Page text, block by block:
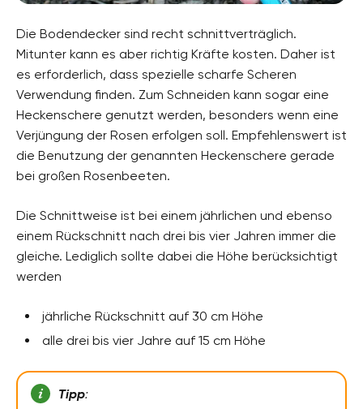
Die Bodendecker sind recht schnittverträglich.
Mitunter kann es aber richtig Kräfte kosten. Daher ist
es erforderlich, dass spezielle scharfe Scheren
Verwendung finden. Zum Schneiden kann sogar eine
Heckenschere genutzt werden, besonders wenn eine
Verjüngung der Rosen erfolgen soll. Empfehlenswert ist
die Benutzung der genannten Heckenschere gerade
bei großen Rosenbeeten.
Die Schnittweise ist bei einem jährlichen und ebenso
einem Rückschnitt nach drei bis vier Jahren immer die
gleiche. Lediglich sollte dabei die Höhe berücksichtigt
werden
jährliche Rückschnitt auf 30 cm Höhe
alle drei bis vier Jahre auf 15 cm Höhe
Tipp: